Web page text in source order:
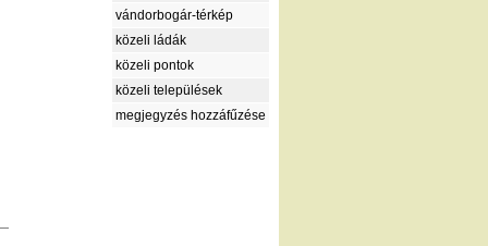
vándorbogár-térkép
közeli ládák
közeli pontok
közeli települések
megjegyzés hozzáfűzése